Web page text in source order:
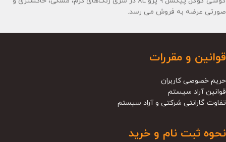
صورتی عرضه به فروش می رسد.
قوانین و مقررات
حریم خصوصی کاربران
قوانین آراد سیستم
تفاوت گارانتی شرکتی و آراد سیستم
نحوه ثبت نام و خرید